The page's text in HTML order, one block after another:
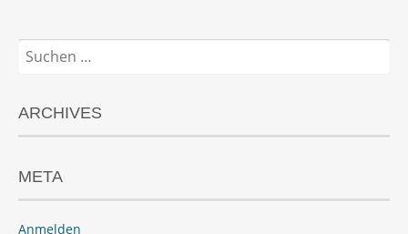
Suchen
nach:
ARCHIVES
META
Anmelden